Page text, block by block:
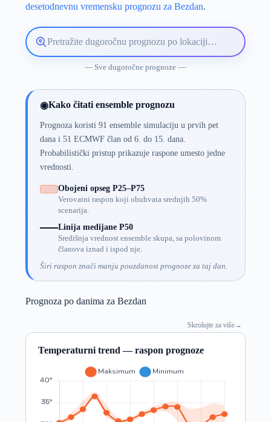
desetodnevnu vremensku prognozu za Bezdan.
Pretražite
lokaciju
— Sve dugoročne prognoze —
◉Kako čitati ensemble prognozu
Prognoza koristi 91 ensemble simulaciju u prvih pet
dana i 51 ECMWF član od 6. do 15. dana.
Probabilistički pristup prikazuje raspone umesto jedne
vrednosti.
Obojeni opseg P25–P75
Verovatni raspon koji obuhvata srednjih 50%
scenarija.
Linija medijane P50
Središnja vrednost ensemble skupa, sa polovinom
članova iznad i ispod nje.
Širi raspon znači manju pouzdanost prognoze za taj dan.
Prognoza po danima za Bezdan
Skrolujte za više→
Temperaturni trend — raspon prognoze